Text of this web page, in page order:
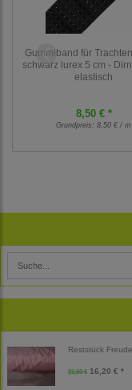
Reststück
21,60 € 16,20 € *
Gummiband für
schwarz lurex 5 cm -
elastisch
8,50 € *
Grundpreis: 8,50 € / m